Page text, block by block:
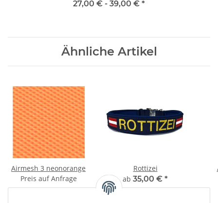
27,00 € - 39,00 € *
Ähnliche Artikel
Airmesh 3 neonorange
Preis auf Anfrage
Rottizei
ab 35,00 € *